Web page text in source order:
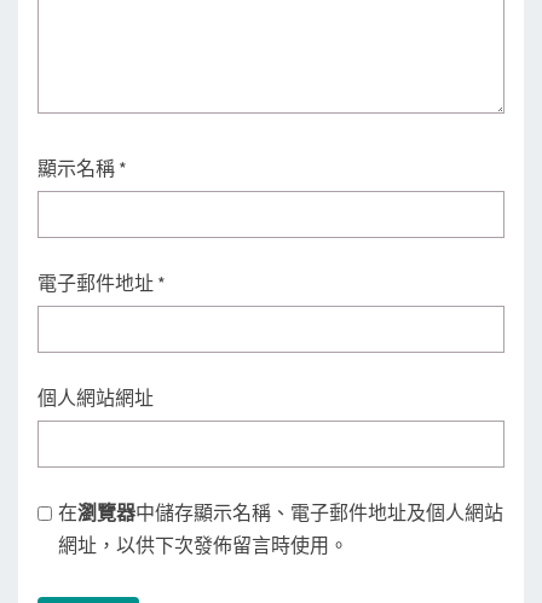
顯示名稱 *
電子郵件地址 *
個人網站網址
在瀏覽器中儲存顯示名稱、電子郵件地址及個人網站
網址，以供下次發佈留言時使用。